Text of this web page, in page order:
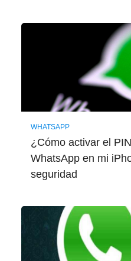
WHATSAPP
¿Cómo activar el
WhatsApp en mi
seguridad